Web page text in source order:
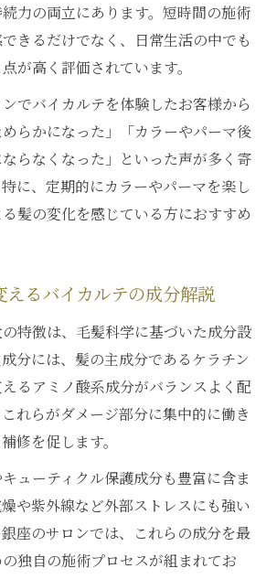
力の両立にあります。短時間の施術
きるだけでなく、日常生活の中でも
が高く評価されています。
でバイカルテを体験したお客様から
らかになった」「カラーやパーマ後
らなくなった」といった声が多く寄
に、定期的にカラーやパーマを楽し
髪の変化を感じている方におすすめ
えるバイカルテの成分解説
特徴は、毛髪科学に基づいた成分設
分には、髪の主成分であるケラチン
るアミノ酸系成分がバランスよく配
れらがダメージ部分に集中的に働き
修を促します。
ューティクル保護成分も豊富に含ま
や紫外線など外部ストレスにも強い
座のサロンでは、これらの成分を最
独自の施術プロセスが組まれてお